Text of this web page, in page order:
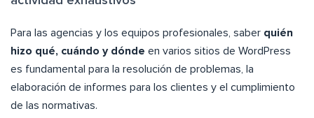
Para las agencias y los equipos profesionales, saber quién
hizo qué, cuándo y dónde en varios sitios de WordPress
es fundamental para la resolución de problemas, la
elaboración de informes para los clientes y el cumplimiento
de las normativas.